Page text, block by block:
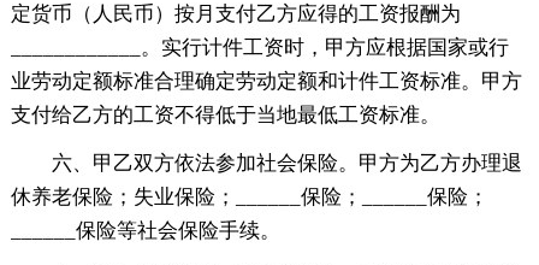
定货币（人民币）按月支付乙方应得的工资报酬为
____________。实行计件工资时，甲方应根据国家或行
业劳动定额标准合理确定劳动定额和计件工资标准。甲方
支付给乙方的工资不得低于当地最低工资标准。
六、甲乙双方依法参加社会保险。甲方为乙方办理退
休养老保险；失业保险；______保险；______保险；
______保险等社会保险手续。